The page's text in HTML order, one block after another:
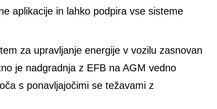
aplikacije in lahko podpira vse sisteme
za upravljanje energije v vozilu zasnovan
je nadgradnja z EFB na AGM vedno
s ponavljajočimi se težavami z